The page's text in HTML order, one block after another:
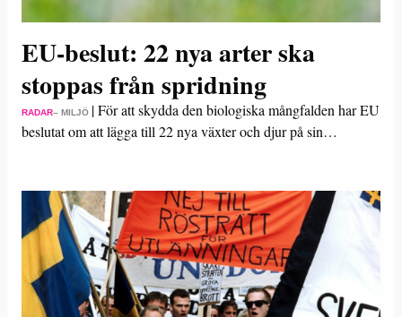
EU-beslut: 22 nya arter ska
stoppas från spridning
RADAR– MILJÖ |För att skydda den biologiska mångfalden har EU
beslutat om att lägga till 22 nya växter och djur på sin…